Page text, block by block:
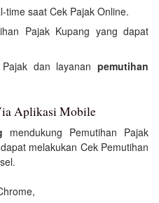
time saat Cek Pajak Online.
Pajak Kupang yang dapat
dan layanan pemutihan
Aplikasi Mobile
mendukung Pemutihan Pajak
dapat melakukan Cek Pemutihan